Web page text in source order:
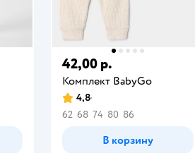
42,00 р.
Комплект BabyGо
4,8
62 68 74 80 86
В корзину